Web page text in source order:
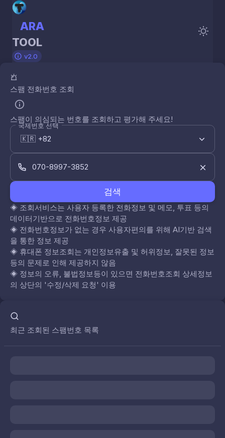
ARA
TOOL
v2.0
스팸 전화번호 조회
스팸이 의심되는 번호를 조회하고 평가해 주세요!
국제번호 선택
검색
◈ 조회서비스는 사용자 등록한 전화정보 및 메모, 투표 등의
데이터기반으로 전화번호정보 제공
◈ 전화번호정보가 없는 경우 사용자편의를 위해 AI기반 검색
을 통한 정보 제공
◈ 휴대폰 정보조회는 개인정보유출 및 허위정보, 잘못된 정보
등의 문제로 인해 제공하지 않음
◈ 정보의 오류, 불법정보등이 있으면 전화번호조회 상세정보
의 상단의 '수정/삭제 요청' 이용
최근 조회된 스팸번호 목록